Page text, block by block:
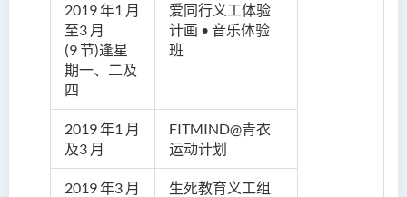
2019 年1 月
至3 月
(9 节)逢星
期一、二及
四
爱同行义工体验
计画 • 音乐体验
班
2019 年1 月
及3 月
FITMIND@青衣
运动计划
2019 年3 月
生死教育义工组